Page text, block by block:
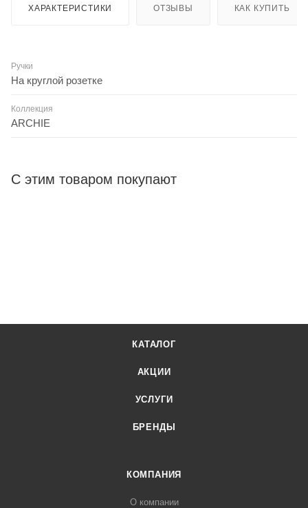
ХАРАКТЕРИСТИКИ ОТЗЫВЫ КАК КУПИТЬ
Ручки
На круглой розетке
Коллекция
ARCHIE
С этим товаром покупают
КАТАЛОГ
АКЦИИ
УСЛУГИ
БРЕНДЫ
КОМПАНИЯ
О компании